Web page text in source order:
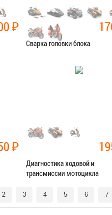
₽
Сварка головки блока
Сварочные работы
₽
Диагностика ходовой и
трансмиссии мотоцикла
2 3 4 5 6 7